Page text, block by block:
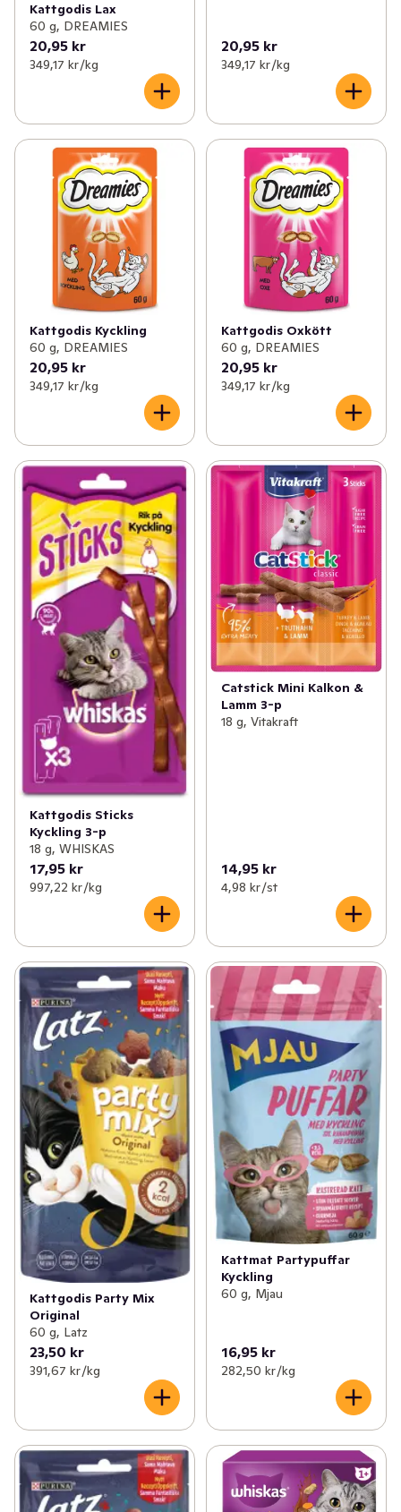
Kattgodis Lax
60 g, DREAMIES
20,95 kr
349,17 kr /kg
20,95 kr
349,17 kr /kg
Kattgodis Kyckling
60 g, DREAMIES
20,95 kr
349,17 kr /kg
Kattgodis Oxkött
60 g, DREAMIES
20,95 kr
349,17 kr /kg
Kattgodis Sticks
Kyckling 3-p
18 g, WHISKAS
17,95 kr
997,22 kr /kg
Catstick Mini Kalkon &
Lamm 3-p
18 g, Vitakraft
14,95 kr
4,98 kr /st
Kattgodis Party Mix
Original
60 g, Latz
23,50 kr
391,67 kr /kg
Kattmat Partypuffar
Kyckling
60 g, Mjau
16,95 kr
282,50 kr /kg